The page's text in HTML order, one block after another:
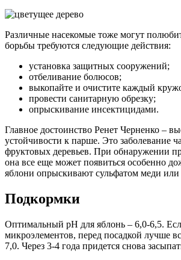
Различные насекомые тоже могут
борьбы требуются следующие действия:
установка защитных сооружений;
отбеливание болюсов;
выкопайте и очистите каждый
провести санитарную обрезку;
опрыскивание инсектицидами.
Главное достоинство Ренет Черненко –
устойчивости к парше. Это заболевание
фруктовых деревьев. При обнаружении
она все еще может появиться особенно
яблони опрыскивают сульфатом меди или
Подкормки
Оптимальный pH для яблонь – 6,0-6,5.
микроэлементов, перед посадкой лучше
7,0. Через 3-4 года придется снова